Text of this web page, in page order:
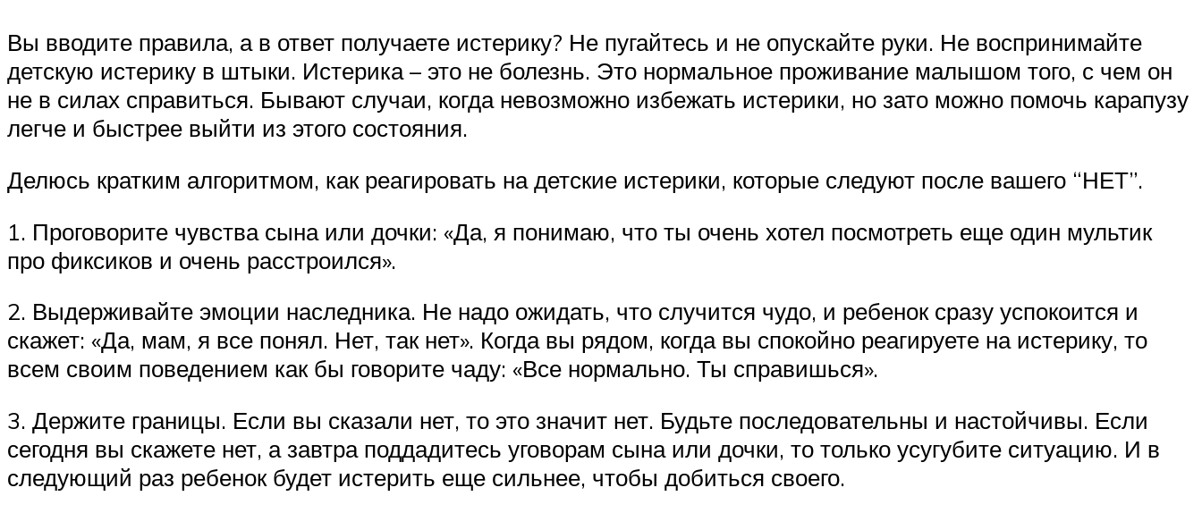
Вы вводите правила, а в ответ получаете истерику? Не пугайтесь и не опускайте руки. Не воспринимайте
детскую истерику в штыки. Истерика – это не болезнь. Это нормальное проживание малышом того, с чем он
не в силах справиться. Бывают случаи, когда невозможно избежать истерики, но зато можно помочь карапузу
легче и быстрее выйти из этого состояния.
Делюсь кратким алгоритмом, как реагировать на детские истерики, которые следуют после вашего “НЕТ”.
1. Проговорите чувства сына или дочки: «Да, я понимаю, что ты очень хотел посмотреть еще один мультик
про фиксиков и очень расстроился».
2. Выдерживайте эмоции наследника. Не надо ожидать, что случится чудо, и ребенок сразу успокоится и
скажет: «Да, мам, я все понял. Нет, так нет». Когда вы рядом, когда вы спокойно реагируете на истерику, то
всем своим поведением как бы говорите чаду: «Все нормально. Ты справишься».
3. Держите границы. Если вы сказали нет, то это значит нет. Будьте последовательны и настойчивы. Если
сегодня вы скажете нет, а завтра поддадитесь уговорам сына или дочки, то только усугубите ситуацию. И в
следующий раз ребенок будет истерить еще сильнее, чтобы добиться своего.